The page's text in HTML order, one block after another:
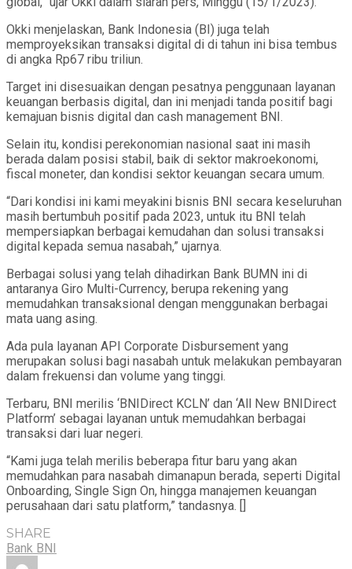
Okki menjelaskan, Bank Indonesia (BI) juga telah
memproyeksikan transaksi digital di di tahun ini bisa tembus
di angka Rp67 ribu triliun.
Target ini disesuaikan dengan pesatnya penggunaan layanan
keuangan berbasis digital, dan ini menjadi tanda positif bagi
kemajuan bisnis digital dan cash management BNI.
Selain itu, kondisi perekonomian nasional saat ini masih
berada dalam posisi stabil, baik di sektor makroekonomi,
fiscal moneter, dan kondisi sektor keuangan secara umum.
“Dari kondisi ini kami meyakini bisnis BNI secara keseluruhan
masih bertumbuh positif pada 2023, untuk itu BNI telah
mempersiapkan berbagai kemudahan dan solusi transaksi
digital kepada semua nasabah,” ujarnya.
Berbagai solusi yang telah dihadirkan Bank BUMN ini di
antaranya Giro Multi-Currency, berupa rekening yang
memudahkan transaksional dengan menggunakan berbagai
mata uang asing.
Ada pula layanan API Corporate Disbursement yang
merupakan solusi bagi nasabah untuk melakukan pembayaran
dalam frekuensi dan volume yang tinggi.
Terbaru, BNI merilis ‘BNIDirect KCLN’ dan ‘All New BNIDirect
Platform’ sebagai layanan untuk memudahkan berbagai
transaksi dari luar negeri.
“Kami juga telah merilis beberapa fitur baru yang akan
memudahkan para nasabah dimanapun berada, seperti Digital
Onboarding, Single Sign On, hingga manajemen keuangan
perusahaan dari satu platform,” tandasnya. []
SHARE
Bank BNI